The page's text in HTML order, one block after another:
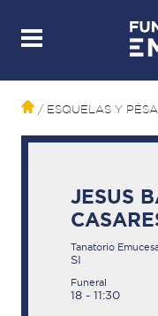
/ ESQUELAS Y
JESUS
Tanatorio
SI
Funeral
18 - 11:30